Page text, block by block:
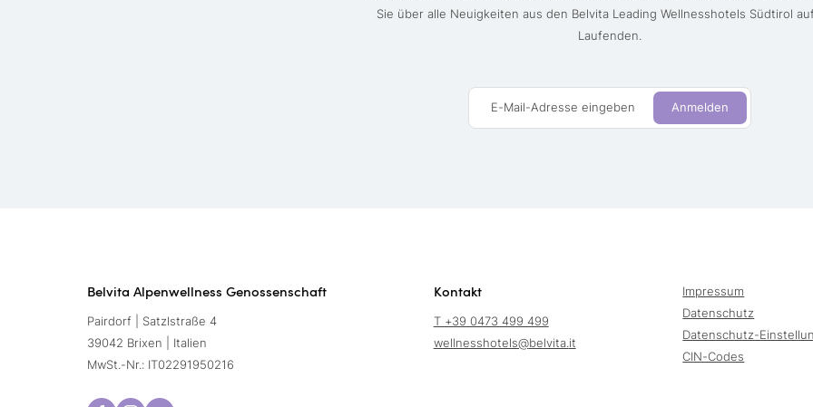
Sie über alle Neuigkeiten aus den Belvita Leading Wellnesshotels Südtirol
Laufenden.
E-Mail-Adresse eingeben Anmelden
Belvita Alpenwellness Genossenschaft
Pairdorf | Satzlstraße 4
39042 Brixen | Italien
MwSt.-Nr.: IT02291950216
Kontakt
T +39 0473 499 499
wellnesshotels@belvita.it
Impressum
Datenschutz
Datenschutz-
CIN-Codes